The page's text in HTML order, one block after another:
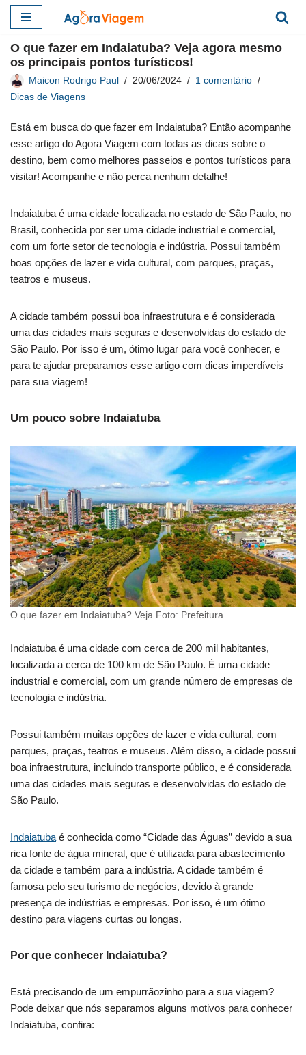
para
o
conteúdo
O que fazer em Indaiatuba? Veja agora mesmo
os principais pontos turísticos!
Maicon Rodrigo Paul 20/06/2024
1 comentário
Dicas de Viagens
Está em busca do que fazer em Indaiatuba? Então acompanhe
esse artigo do Agora Viagem com todas as dicas sobre o
destino, bem como melhores passeios e pontos turísticos para
visitar! Acompanhe e não perca nenhum detalhe!
Indaiatuba é uma cidade localizada no estado de São Paulo, no
Brasil, conhecida por ser uma cidade industrial e comercial,
com um forte setor de tecnologia e indústria. Possui também
boas opções de lazer e vida cultural, com parques, praças,
teatros e museus.
A cidade também possui boa infraestrutura e é considerada
uma das cidades mais seguras e desenvolvidas do estado de
São Paulo. Por isso é um, ótimo lugar para você conhecer, e
para te ajudar preparamos esse artigo com dicas imperdíveis
para sua viagem!
Um pouco sobre Indaiatuba
O que fazer em Indaiatuba? Veja Foto: Prefeitura
Indaiatuba é uma cidade com cerca de 200 mil habitantes,
localizada a cerca de 100 km de São Paulo. É uma cidade
industrial e comercial, com um grande número de empresas de
tecnologia e indústria.
Possui também muitas opções de lazer e vida cultural, com
parques, praças, teatros e museus. Além disso, a cidade possui
boa infraestrutura, incluindo transporte público, e é considerada
uma das cidades mais seguras e desenvolvidas do estado de
São Paulo.
Indaiatuba é conhecida como “Cidade das Águas” devido a sua
rica fonte de água mineral, que é utilizada para abastecimento
da cidade e também para a indústria. A cidade também é
famosa pelo seu turismo de negócios, devido à grande
presença de indústrias e empresas. Por isso, é um ótimo
destino para viagens curtas ou longas.
Por que conhecer Indaiatuba?
Está precisando de um empurrãozinho para a sua viagem?
Pode deixar que nós separamos alguns motivos para conhecer
Indaiatuba, confira: